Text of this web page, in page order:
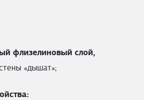
флизелиновый слой,
«дышат»;